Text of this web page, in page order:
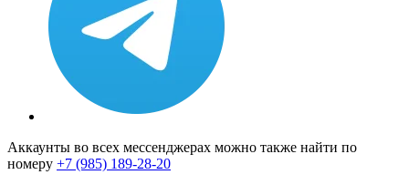
Аккаунты во всех мессенджерах можно также найти по
номеру +7 (985) 189-28-20